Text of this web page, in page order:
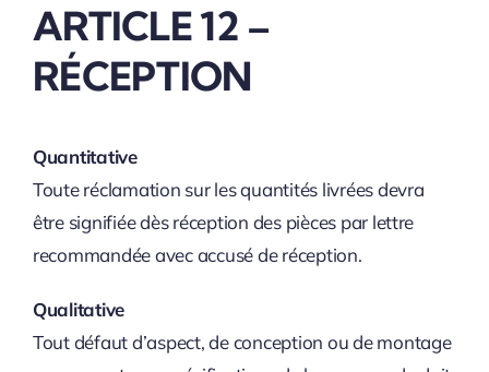
ARTICLE 12 –
RÉCEPTION
Quantitative
Toute réclamation sur les quantités livrées devra
être signifiée dès réception des pièces par lettre
recommandée avec accusé de réception.
Qualitative
Tout défaut d’aspect, de conception ou de montage